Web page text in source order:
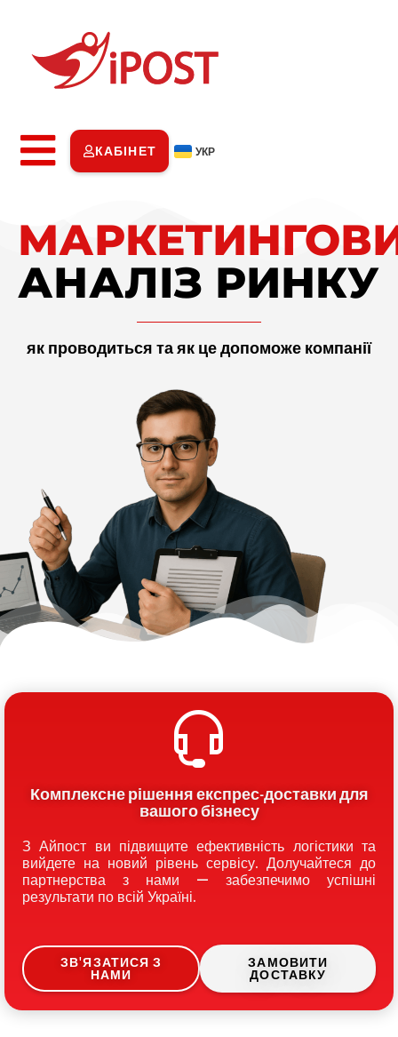
КАБІНЕТ УКР
АНАЛІЗ РИНКУ
як проводиться та як це допоможе компанії
Комплексне рішення експрес-доставки для
вашого бізнесу
З Айпост ви підвищите ефективність логістики та
вийдете на новий рівень сервісу. Долучайтеся до
партнерства з нами — забезпечимо успішні
результати по всій Україні.
ЗВ'ЯЗАТИСЯ З
НАМИ
ЗАМОВИТИ
ДОСТАВКУ